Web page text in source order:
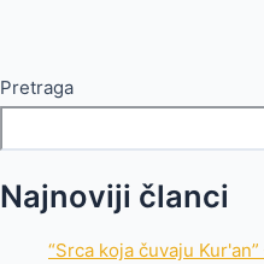
Pretraga
Najnoviji članci
“Srca koja čuvaju